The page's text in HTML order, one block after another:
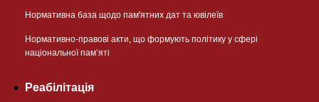
Нормативна база щодо пам'ятних дат та ювілеїв
Нормативно-правові акти, що формують політику у сфері
національної памʼяті
Реабілітація